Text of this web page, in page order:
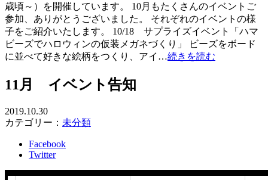
歳頃～）を開催しています。 10月もたくさんのイベントご
参加、ありがとうございました。 それぞれのイベントの様
子をご紹介いたします。 10/18 サプライズイベント「ハマ
ビーズでハロウィンの仮装メガネづくり」 ビーズをボード
に並べて好きな絵柄をつくり、アイ…続きを読む
11月 イベント告知
2019.10.30
カテゴリー： 未分類
Facebook
Twitter